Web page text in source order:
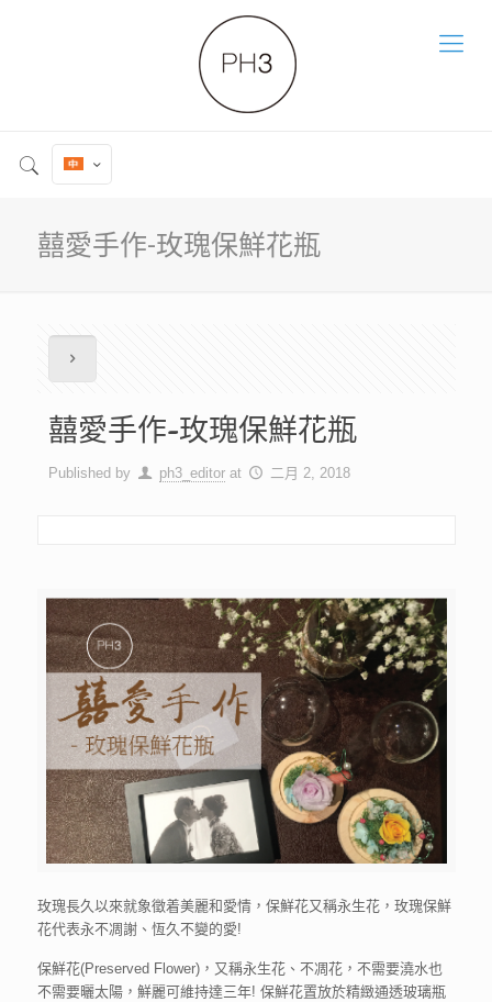
囍愛手作-玫瑰保鮮花瓶
囍愛手作-玫瑰保鮮花瓶
Published by ph3_editor at 二月 2, 2018
玫瑰長久以來就象徵着美麗和愛情，保鮮花又稱永生花，玫瑰保鮮
花代表永不凋謝、恆久不變的愛!
保鮮花(Preserved Flower)，又稱永生花、不凋花，不需要澆水也
不需要曬太陽，鮮麗可維持達三年! 保鮮花置放於精緻通透玻璃瓶